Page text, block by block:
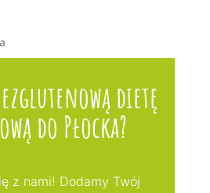
dietę
do Płocka?
z nami! Dodamy Twój